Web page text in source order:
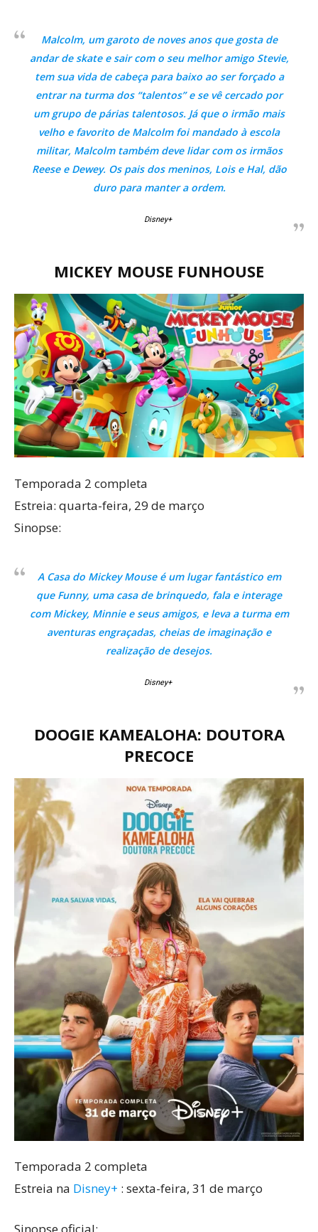
Malcolm, um garoto de noves anos que gosta de
andar de skate e sair com o seu melhor amigo Stevie,
tem sua vida de cabeça para baixo ao ser forçado a
entrar na turma dos “talentos” e se vê cercado por
um grupo de párias talentosos. Já que o irmão mais
velho e favorito de Malcolm foi mandado à escola
militar, Malcolm também deve lidar com os irmãos
Reese e Dewey. Os pais dos meninos, Lois e Hal, dão
duro para manter a ordem.
Disney+
MICKEY MOUSE FUNHOUSE
Temporada 2 completa
Estreia: quarta-feira, 29 de março
Sinopse:
A Casa do Mickey Mouse é um lugar fantástico em
que Funny, uma casa de brinquedo, fala e interage
com Mickey, Minnie e seus amigos, e leva a turma em
aventuras engraçadas, cheias de imaginação e
realização de desejos.
Disney+
DOOGIE KAMEALOHA: DOUTORA
PRECOCE
Temporada 2 completa
Estreia na Disney+ : sexta-feira, 31 de março